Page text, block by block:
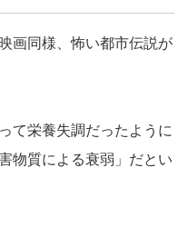
画同様、怖い都市伝説が
て栄養失調だったように
物質による衰弱」だとい